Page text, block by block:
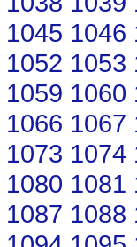
1045 1046
1052 1053
1059 1060
1066 1067
1073 1074
1080 1081
1087 1088